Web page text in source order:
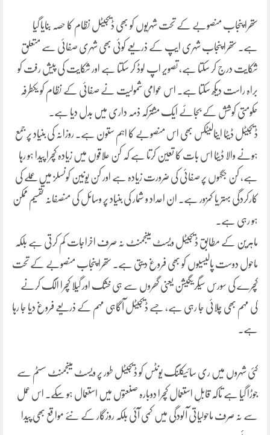
ستھرا پنجاب منصوبے کے تحت شہریوں کو بھی ڈیجیٹل نظام کا حصہ بنایا گیا
ہے۔ ستھرا پنجاب شہری ایپ کے ذریعے کوئی بھی شہری صفائی سے متعلق
شکایت درج کر سکتا ہے، تصویر اپ لوڈ کر سکتا ہے اور شکایت کی پیش رفت کو
براہ راست دیکھ سکتا ہے۔ اس عوامی شمولیت نے صفائی کے نظام کو یکطرفہ
حکومتی کوشش کے بجائے ایک مشترکہ ذمہ داری میں بدل دیا ہے۔
ڈیجیٹل ڈیٹا اینالیٹکس بھی اس منصوبے کا اہم ستون ہے۔ روزانہ کی بنیاد پر جمع
ہونے والا ڈیٹا اس بات کا تعین کرتا ہے کہ کن علاقوں میں زیادہ کچرا پیدا ہو رہا
ہے، کن جگہوں پر صفائی کی ضرورت زیادہ ہے اور کن یونین کونسلز میں عملے کی
کارکردگی بہتر یا کمزور ہے۔ ان اعداد و شمار کی بنیاد پر وسائل کی منصفانہ تقسیم ممکن
ہو رہی ہے۔
ماہرین کے مطابق ڈیجیٹل ویسٹ مینجمنٹ نہ صرف اخراجات کم کرتی ہے بلکہ
ماحول دوست پالیسیوں کو بھی فروغ دیتی ہے۔ ستھرا پنجاب منصوبے کے تحت
کچرے کی سورس سیگریگیشن یعنی گھروں سے ہی خشک اور گیلا کچرا الگ کرنے
کی مہم بھی چلائی جا رہی ہے، جسے ڈیجیٹل آگاہی مہم کے ذریعے فروغ دیا جا رہا
ہے۔
کئی شہروں میں ری سائیکلنگ یونٹس کو ڈیجیٹل طور پر ویسٹ مینجمنٹ سسٹم سے
جوڑا گیا ہے تاکہ قابلِ استعمال کچرا دوبارہ صنعتوں میں استعمال ہو سکے۔ اس عمل
سے نہ صرف ماحولیاتی آلودگی میں کمی آئی بلکہ روزگار کے نئے مواقع بھی پیدا